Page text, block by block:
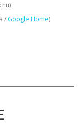
/Google Home)